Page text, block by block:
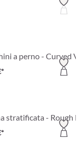
a perno - Curved
stratificata - Rough